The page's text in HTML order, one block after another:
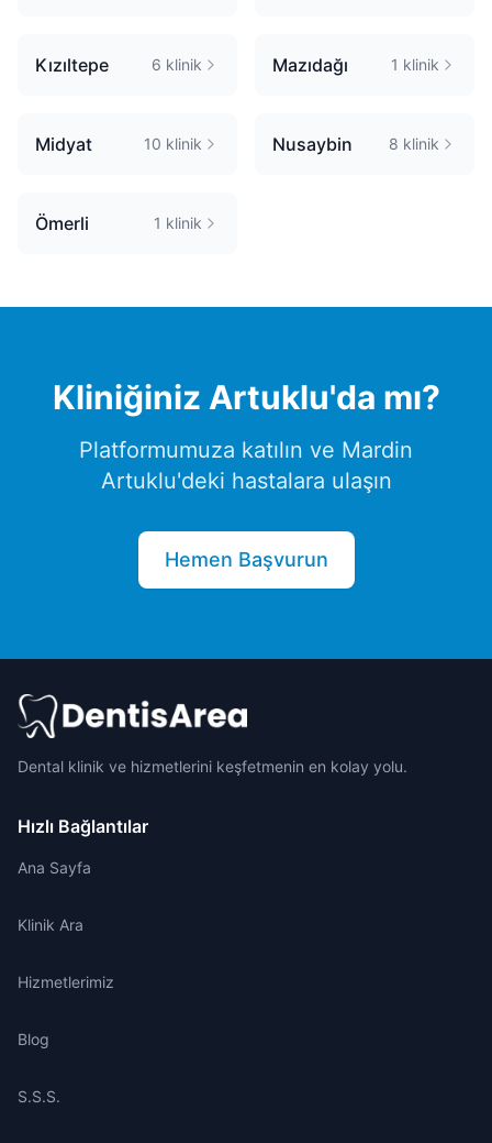
Kızıltepe 6 klinik Mazıdağı 1 klinik
Midyat 10 klinik Nusaybin 8 klinik
Ömerli 1 klinik
Kliniğiniz Artuklu'da mı?
Platformumuza katılın ve Mardin
Artuklu'deki hastalara ulaşın
Hemen Başvurun
Dental klinik ve hizmetlerini keşfetmenin en kolay yolu.
Hızlı Bağlantılar
Ana Sayfa
Klinik Ara
Hizmetlerimiz
Blog
S.S.S.